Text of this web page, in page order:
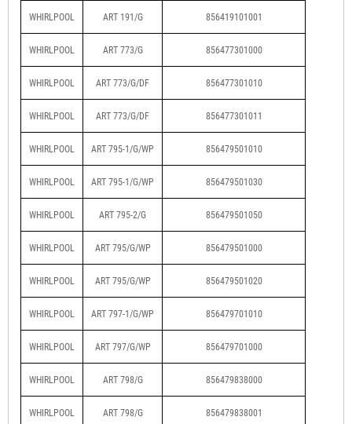
WHIRLPOOL ART 191/G 856419101001
WHIRLPOOL ART 773/G 856477301000
WHIRLPOOL ART 773/G/DF 856477301010
WHIRLPOOL ART 773/G/DF 856477301011
WHIRLPOOL ART 795-1/G/WP 856479501010
WHIRLPOOL ART 795-1/G/WP 856479501030
WHIRLPOOL ART 795-2/G 856479501050
WHIRLPOOL ART 795/G/WP 856479501000
WHIRLPOOL ART 795/G/WP 856479501020
WHIRLPOOL ART 797-1/G/WP 856479701010
WHIRLPOOL ART 797/G/WP 856479701000
WHIRLPOOL ART 798/G 856479838000
WHIRLPOOL ART 798/G 856479838001